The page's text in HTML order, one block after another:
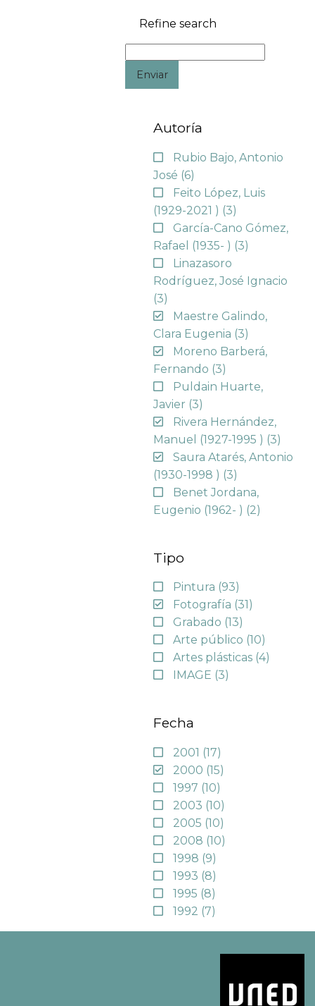
Refine search
Enviar
Autoría
Rubio Bajo, Antonio
José (6)
Feito López, Luis
(1929-2021 ) (3)
García-Cano Gómez,
Rafael (1935- ) (3)
Linazasoro
Rodríguez, José Ignacio
(3)
Maestre Galindo,
Clara Eugenia (3)
Moreno Barberá,
Fernando (3)
Puldain Huarte,
Javier (3)
Rivera Hernández,
Manuel (1927-1995 ) (3)
Saura Atarés, Antonio
(1930-1998 ) (3)
Benet Jordana,
Eugenio (1962- ) (2)
Tipo
Pintura (93)
Fotografía (31)
Grabado (13)
Arte público (10)
Artes plásticas (4)
IMAGE (3)
Fecha
2001 (17)
2000 (15)
1997 (10)
2003 (10)
2005 (10)
2008 (10)
1998 (9)
1993 (8)
1995 (8)
1992 (7)